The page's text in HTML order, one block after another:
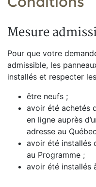
Mesure
Pour que votre
admissible, les
installés et respecter
être neufs ;
avoir été achetés
en ligne auprès
adresse au
avoir été installés
au Programme ;
avoir été installés